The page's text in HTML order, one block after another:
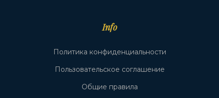
Info
Политика конфиденциальности
Пользовательское соглашение
Общие правила